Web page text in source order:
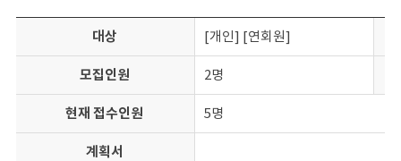
대상 [개인] [연회원]
모집인원 2명
현재 접수인원 5명
계획서